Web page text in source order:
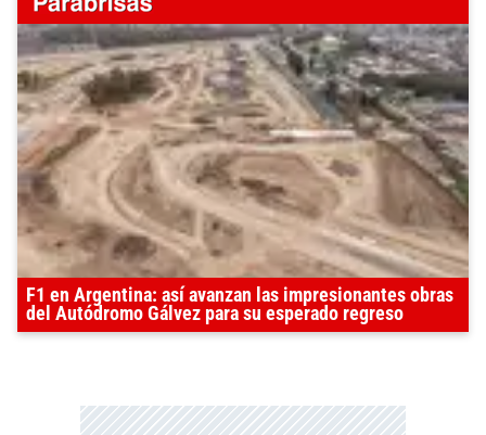
F1 en Argentina: así avanzan las impresionantes obras
del Autódromo Gálvez para su esperado regreso